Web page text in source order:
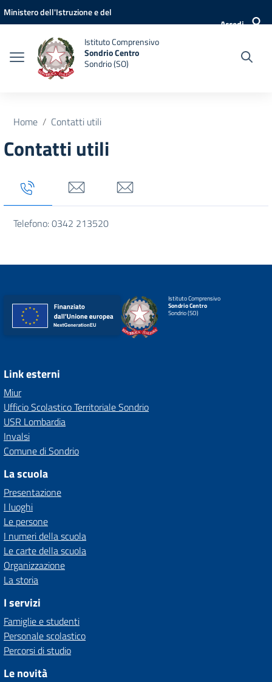
Vai ai contenuti
Vai al menu di navigazione
Vai al footer
Ministero dell'Istruzione e del
Accedi
Istituto Comprensivo
Sondrio Centro
Sondrio (SO)
Home Contatti utili
Contatti utili
Tab titolo 1Tab titolo 3Tab titolo 4
Telefono: 0342 213520
Istituto Comprensivo
Sondrio Centro
Sondrio (SO)
Link esterni
Miur
Ufficio Scolastico Territoriale Sondrio
USR Lombardia
Invalsi
Comune di Sondrio
La scuola
Presentazione
I luoghi
Le persone
I numeri della scuola
Le carte della scuola
Organizzazione
La storia
I servizi
Famiglie e studenti
Personale scolastico
Percorsi di studio
Le novità